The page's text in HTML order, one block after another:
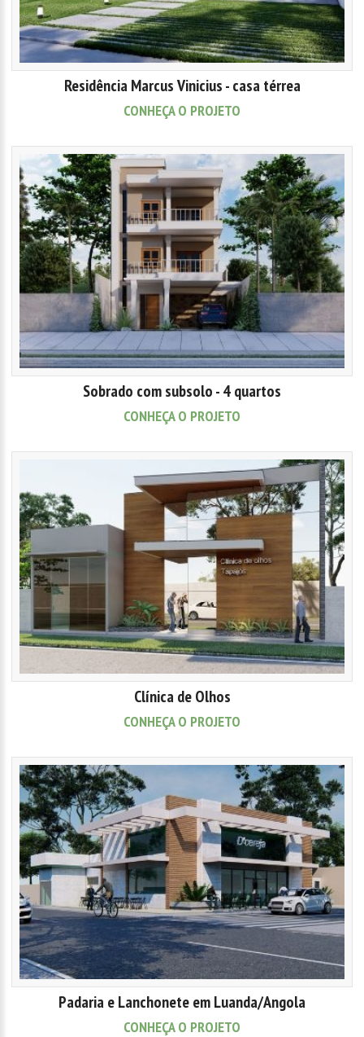
Residência Marcus Vinicius - casa térrea
CONHEÇA O PROJETO
Sobrado com subsolo - 4 quartos
CONHEÇA O PROJETO
Clínica de Olhos
CONHEÇA O PROJETO
Padaria e Lanchonete em Luanda/Angola
CONHEÇA O PROJETO